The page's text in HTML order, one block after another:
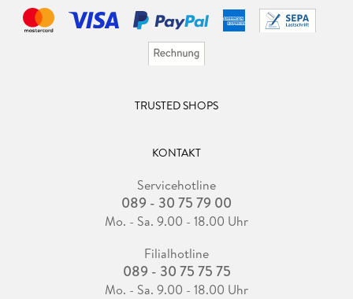
TRUSTED SHOPS
KONTAKT
Servicehotline
089 - 30 75 79 00
Mo. - Sa. 9.00 - 18.00 Uhr
Filialhotline
089 - 30 75 75 75
Mo. - Sa. 9.00 - 18.00 Uhr